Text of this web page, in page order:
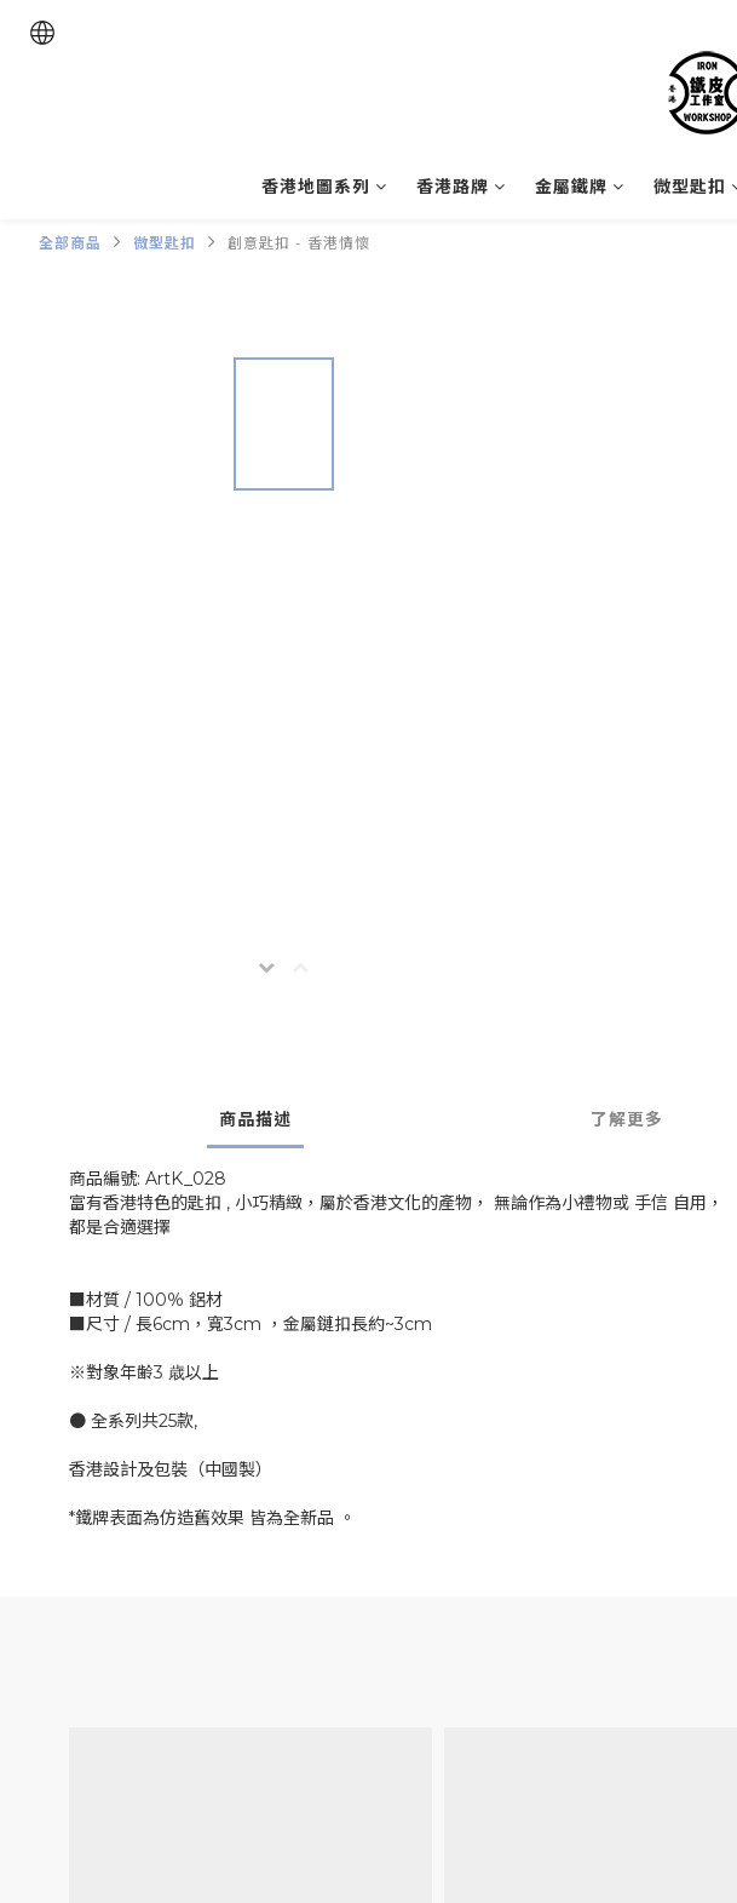
香港地圖系列 香港路牌 金屬鐵牌 微型匙扣
全部商品 微型匙扣 創意匙扣 - 香港情懷
商品描述 了解更多
商品編號: ArtK_028
富有香港特色的匙扣 , 小巧精緻，屬於香港文化的產物， 無論作為小禮物或 手信 自用，
都是合適選擇
■材質 / 100％ 鋁材
■尺寸 / 長6cm，寬3cm ，金屬鏈扣長約~3cm
※對象年齢3 歳以上
● 全系列共25款,
香港設計及包裝（中國製）
*鐵牌表面為仿造舊效果 皆為全新品 。